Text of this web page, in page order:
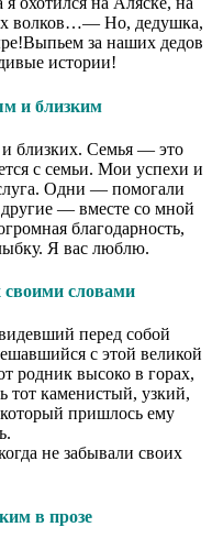
волков…— Но, дедушка,
за наших дедов
истории!
и близким
близких. Семья — это
с семьи. Мои успехи и
Одни — помогали
— вместе со мной
благодарность,
Я вас люблю.
своими словами
перед собой
с этой великой
родник высоко в горах,
тот каменистый, узкий,
пришлось ему
не забывали своих
в прозе